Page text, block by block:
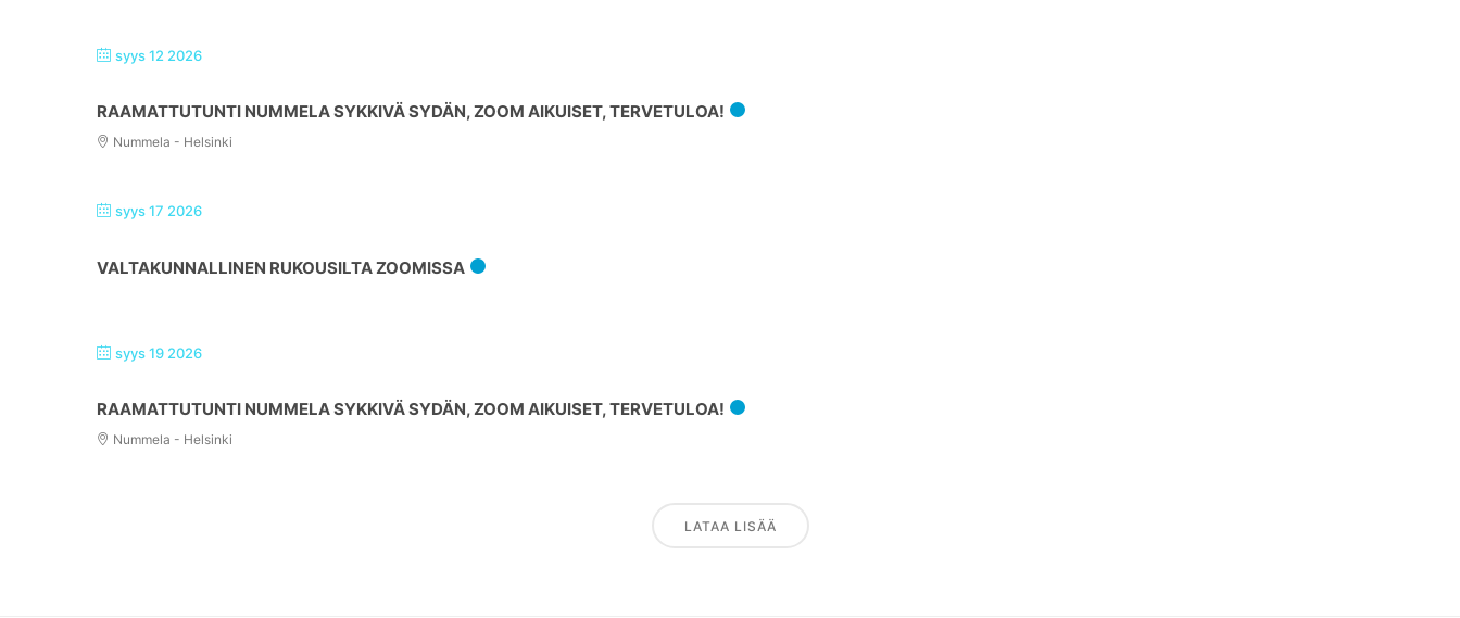
syys 12 2026
RAAMATTUTUNTI NUMMELA SYKKIVÄ SYDÄN, ZOOM AIKUISET, TERVETULOA!
Nummela - Helsinki
syys 17 2026
VALTAKUNNALLINEN RUKOUSILTA ZOOMISSA
syys 19 2026
RAAMATTUTUNTI NUMMELA SYKKIVÄ SYDÄN, ZOOM AIKUISET, TERVETULOA!
Nummela - Helsinki
LATAA LISÄÄ